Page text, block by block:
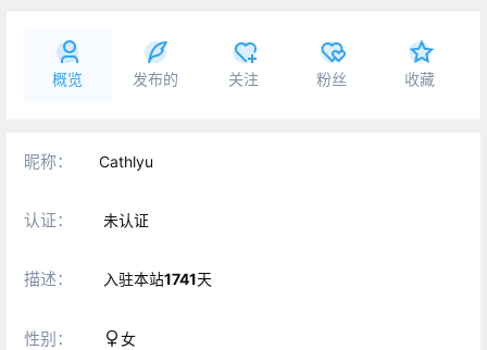
概览 发布的 关注 粉丝 收藏
昵称： Cathlyu
认证： 未认证
描述： 入驻本站1741天
性别： 女